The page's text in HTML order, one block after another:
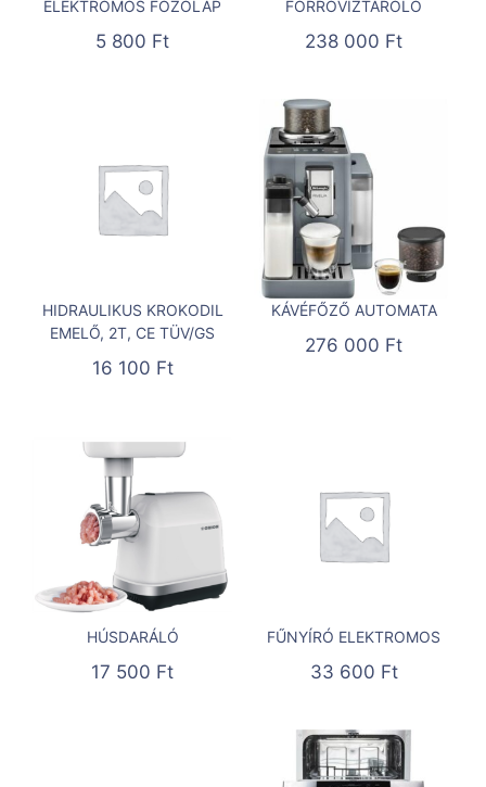
ELEKTROMOS FŐZŐLAP
5 800 Ft
FORRÓVÍZTÁROLÓ
238 000 Ft
HIDRAULIKUS KROKODIL
EMELŐ, 2T, CE TÜV/GS
16 100 Ft
KÁVÉFŐZŐ AUTOMATA
276 000 Ft
HÚSDARÁLÓ
17 500 Ft
FŰNYÍRÓ ELEKTROMOS
33 600 Ft